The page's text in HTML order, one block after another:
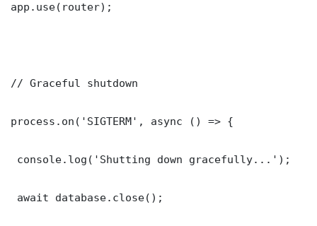
app.use(router);
// Graceful shutdown
process.on('SIGTERM', async () => {
console.log('Shutting down gracefully...');
await database.close();